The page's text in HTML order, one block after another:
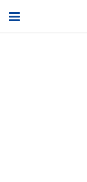
Open menu